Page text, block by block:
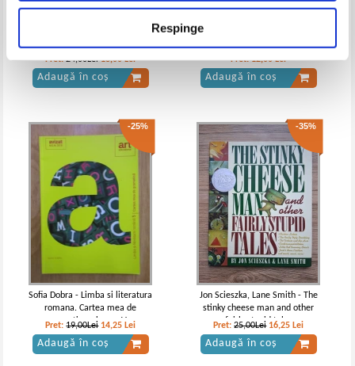
Respinge
Jules Verne - Doi ani de vacanta Jules Verne - Doi ani de vacanta
Pret:24,00Lei 18,00 Lei
Adaugă în coș
Pret:12,00 Lei
Adaugă în coș
-25%
Sofia Dobra - Limba si literatura
romana. Cartea mea de
gramatica, clasa a V-a
Pret:19,00Lei 14,25 Lei
Adaugă în coș
-35%
Jon Scieszka, Lane Smith - The
stinky cheese man and other
fairly stupid tales
Pret:25,00Lei 16,25 Lei
Adaugă în coș